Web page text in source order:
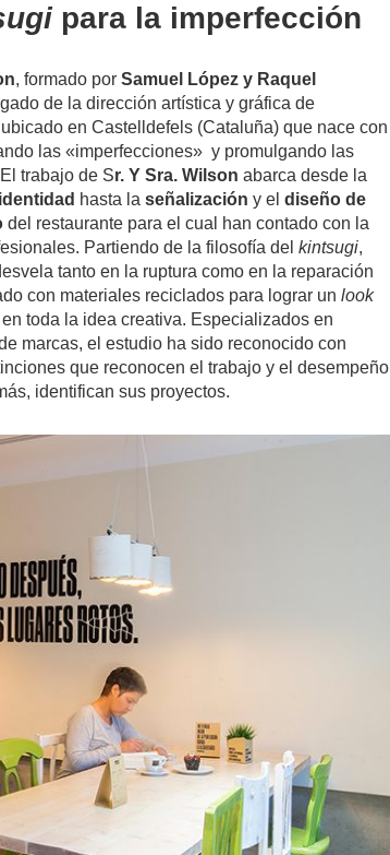
para la imperfección
, formado porSamuel López y Raquel
de la dirección artística y gráfica de
en Castelldefels (Cataluña) que nace con
las «imperfecciones» y promulgando las
trabajo de Sr. Y Sra. Wilson abarca desde la
identidad hasta laseñalización y eldiseño de
del restaurante para el cual han contado con la
Partiendo de la filosofía delkintsugi,
tanto en la ruptura como en la reparación
con materiales reciclados para lograr unlook
toda la idea creativa. Especializados en
marcas, el estudio ha sido reconocido con
que reconocen el trabajo y el desempeño
identifican sus proyectos.